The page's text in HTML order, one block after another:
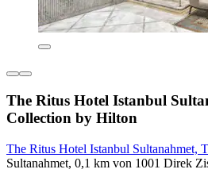
The Ritus Hotel Istanbul
Collection by Hilton
The Ritus Hotel Istanbul Sultanahmet,
Sultanahmet, 0,1 km von 1001 Direk